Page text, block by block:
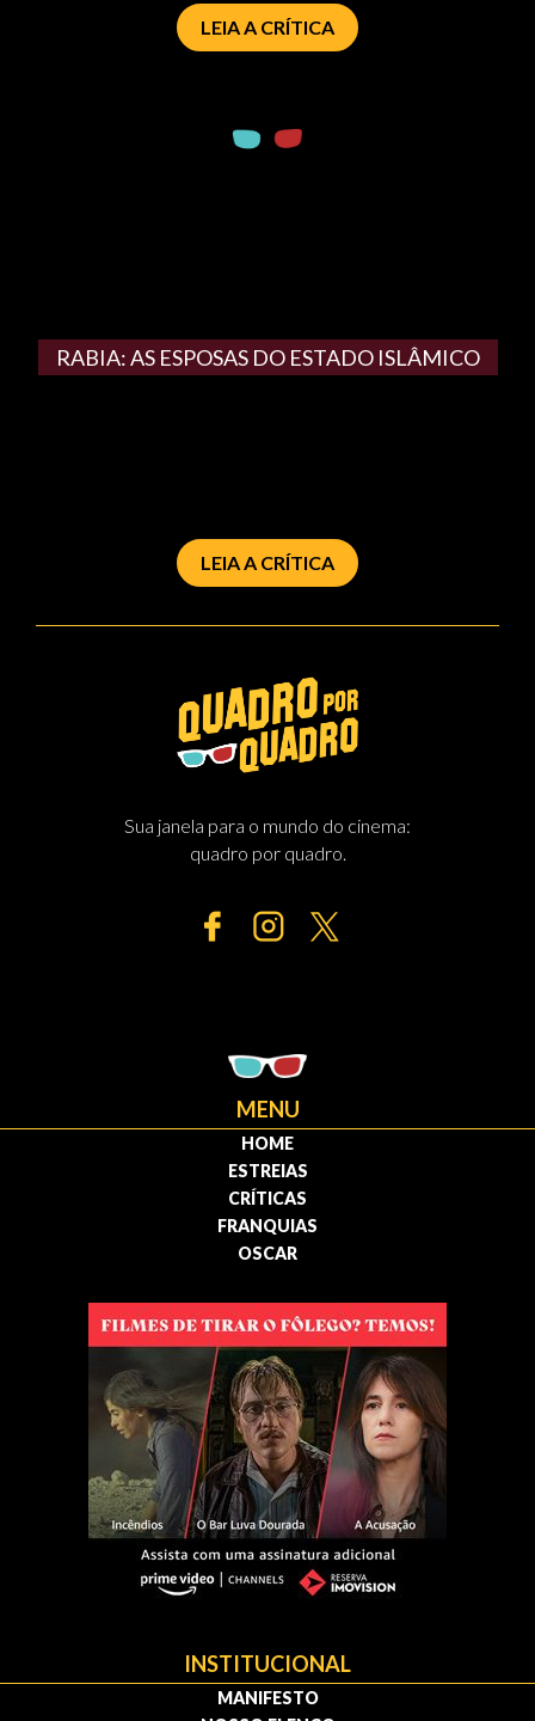
LEIA A CRÍTICA
RABIA: AS ESPOSAS DO ESTADO ISLÂMICO
LEIA A CRÍTICA
Sua janela para o mundo do cinema:
quadro por quadro.
MENU
HOME
ESTREIAS
CRÍTICAS
FRANQUIAS
OSCAR
INSTITUCIONAL
MANIFESTO